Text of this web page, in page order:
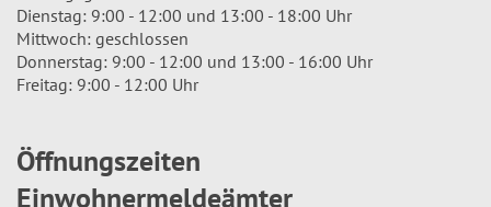
Dienstag: 9:00 - 12:00 und 13:00 - 18:00 Uhr
Mittwoch: geschlossen
Donnerstag: 9:00 - 12:00 und 13:00 - 16:00 Uhr
Freitag: 9:00 - 12:00 Uhr
Öffnungszeiten
Einwohnermeldeämter